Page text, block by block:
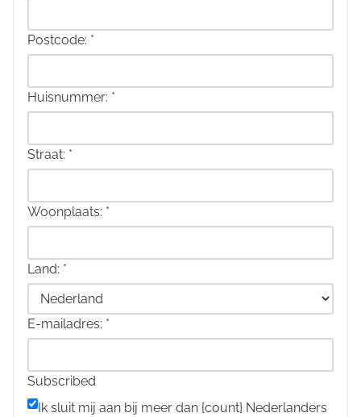
Postcode: *
Huisnummer: *
Straat: *
Woonplaats: *
Land: *
E-mailadres: *
Subscribed
Ik sluit mij aan bij meer dan {count} Nederlanders